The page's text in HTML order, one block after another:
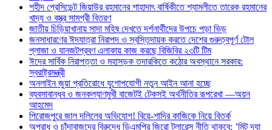
শহীদ প্রেসিডেন্ট জিয়াউর রহমানের শাহাদাৎ বার্ষিকীতে শ্যামলীতে তারেক রহমানের
খাদ্য ও বস্ত্র সামগ্রী বিতরণ
জাতীয় চিড়িয়াখানায় সাদা মহিষ দেখতে দর্শনার্থীদের উপচে পড়া ভিড়
জনসাধারণের ঈদযাত্রা নিরাপদ ও স্বস্তিদায়ক করতে দেশের গুরুত্বপূর্ণ টোল
প্লাজা ও যানজটপ্রবণ এলাকায় কাজ করছে বিজিবির ২৩টি টিম
ঈদের সার্বিক নিরাপত্তা ও মহাসড়ক তদারকিতে কঠোর অবস্থানে সরকার:
স্বরাষ্ট্রমন্ত্রী
অনলাইন জুয়া প্রতিরোধে যুগোপযোগী নতুন আইন আনা হচ্ছে
ব্যবসাবান্ধব ও জনকল্যাণমুখী বাজেটই টেকসই অর্থনীতির রূপরেখা —অয়ন
আহমেদ
পিরোজপুরে জাল দলিলের অভিযোগ! বিয়ে-শাদির কাজিকে নিয়ে বিতর্ক
অপরাধ ও চাঁদাবাজদের বিরুদ্ধে ডিএমপির জিরো টলারেন্স নীতি থাকবে: ’মিট দ্যা